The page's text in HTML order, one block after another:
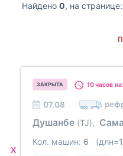
Найдено 0, на странице:
X
ЗАКРЫТА 10 часов
07.08
Душанбе (TJ),
Кол. машин: 6 (длн=